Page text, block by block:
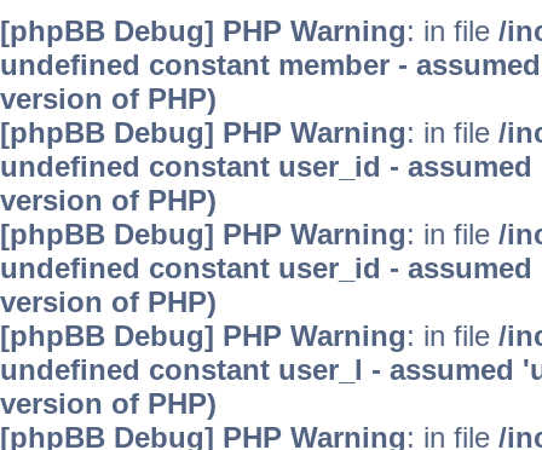
[phpBB Debug] PHP Warning: in file /
undefined constant member -
version of PHP)
[phpBB Debug] PHP Warning: in file /
undefined constant user_id -
version of PHP)
[phpBB Debug] PHP Warning: in file /
undefined constant user_id -
version of PHP)
[phpBB Debug] PHP Warning: in file /
undefined constant user_l - assumed
version of PHP)
[phpBB Debug] PHP Warning: in file /